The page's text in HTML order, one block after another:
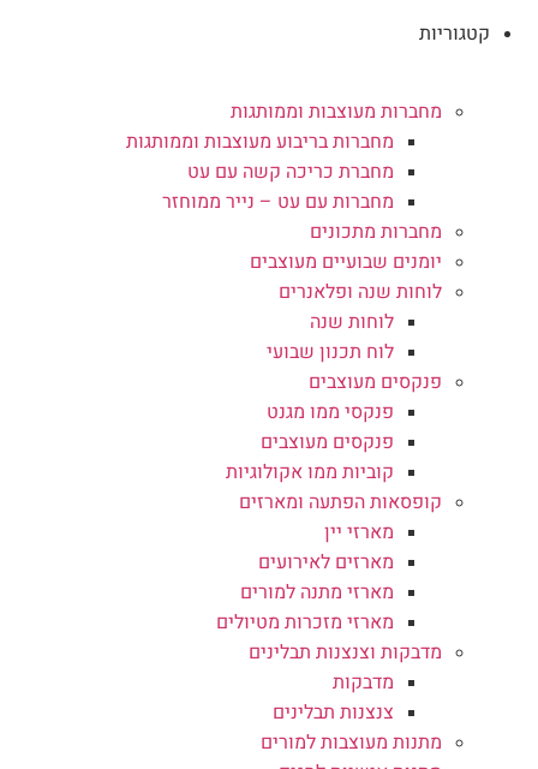
קטגוריות
מחברות מעוצבות וממותגות
מחברות בריבוע מעוצבות וממותגות
מחברת כריכה קשה עם עט
מחברות עם עט – נייר ממוחזר
מחברות מתכונים
יומנים שבועיים מעוצבים
לוחות שנה ופלאנרים
לוחות שנה
לוח תכנון שבועי
פנקסים מעוצבים
פנקסי ממו מגנט
פנקסים מעוצבים
קוביות ממו אקולוגיות
קופסאות הפתעה ומארזים
מארזי יין
מארזים לאירועים
מארזי מתנה למורים
מארזי מזכרות מטיולים
מדבקות וצנצנות תבלינים
מדבקות
צנצנות תבלינים
מתנות מעוצבות למורים